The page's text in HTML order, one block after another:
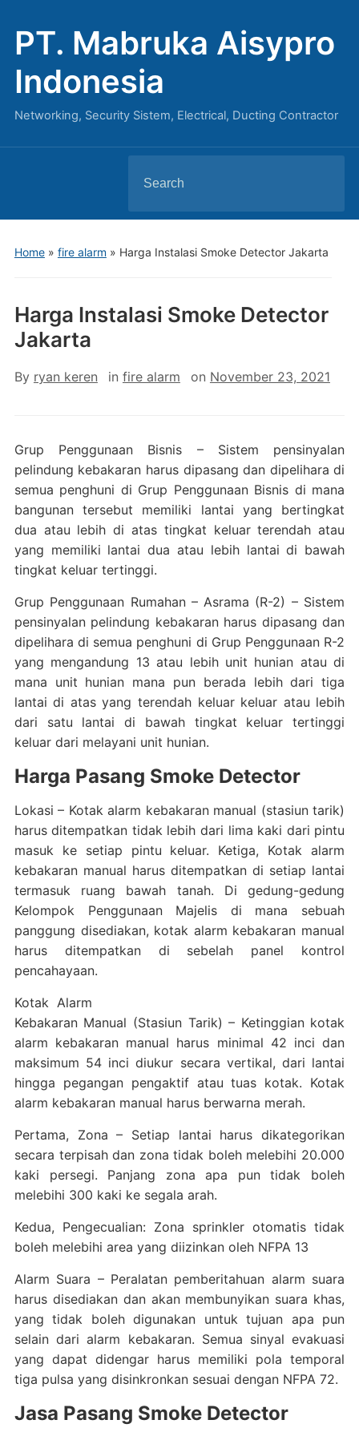
PT. Mabruka Aisypro
Indonesia
Networking, Security Sistem, Electrical, Ducting Contractor
for:
Home» fire alarm » Harga Instalasi Smoke Detector Jakarta
Harga Instalasi Smoke Detector
Jakarta
By ryan keren in fire alarm on November 23, 2021
Grup Penggunaan Bisnis – Sistem pensinyalan
pelindung kebakaran harus dipasang dan dipelihara di
semua penghuni di Grup Penggunaan Bisnis di mana
bangunan tersebut memiliki lantai yang bertingkat
dua atau lebih di atas tingkat keluar terendah atau
yang memiliki lantai dua atau lebih lantai di bawah
tingkat keluar tertinggi.
Grup Penggunaan Rumahan – Asrama (R-2) – Sistem
pensinyalan pelindung kebakaran harus dipasang dan
dipelihara di semua penghuni di Grup Penggunaan R-2
yang mengandung 13 atau lebih unit hunian atau di
mana unit hunian mana pun berada lebih dari tiga
lantai di atas yang terendah keluar keluar atau lebih
dari satu lantai di bawah tingkat keluar tertinggi
keluar dari melayani unit hunian.
Harga Pasang Smoke Detector
Lokasi – Kotak alarm kebakaran manual (stasiun tarik)
harus ditempatkan tidak lebih dari lima kaki dari pintu
masuk ke setiap pintu keluar. Ketiga, Kotak alarm
kebakaran manual harus ditempatkan di setiap lantai
termasuk ruang bawah tanah. Di gedung-gedung
Kelompok Penggunaan Majelis di mana sebuah
panggung disediakan, kotak alarm kebakaran manual
harus ditempatkan di sebelah panel kontrol
pencahayaan.
Kotak Alarm
Kebakaran Manual (Stasiun Tarik) – Ketinggian kotak
alarm kebakaran manual harus minimal 42 inci dan
maksimum 54 inci diukur secara vertikal, dari lantai
hingga pegangan pengaktif atau tuas kotak. Kotak
alarm kebakaran manual harus berwarna merah.
Pertama, Zona – Setiap lantai harus dikategorikan
secara terpisah dan zona tidak boleh melebihi 20.000
kaki persegi. Panjang zona apa pun tidak boleh
melebihi 300 kaki ke segala arah.
Kedua, Pengecualian: Zona sprinkler otomatis tidak
boleh melebihi area yang diizinkan oleh NFPA 13
Alarm Suara – Peralatan pemberitahuan alarm suara
harus disediakan dan akan membunyikan suara khas,
yang tidak boleh digunakan untuk tujuan apa pun
selain dari alarm kebakaran. Semua sinyal evakuasi
yang dapat didengar harus memiliki pola temporal
tiga pulsa yang disinkronkan sesuai dengan NFPA 72.
Jasa Pasang Smoke Detector